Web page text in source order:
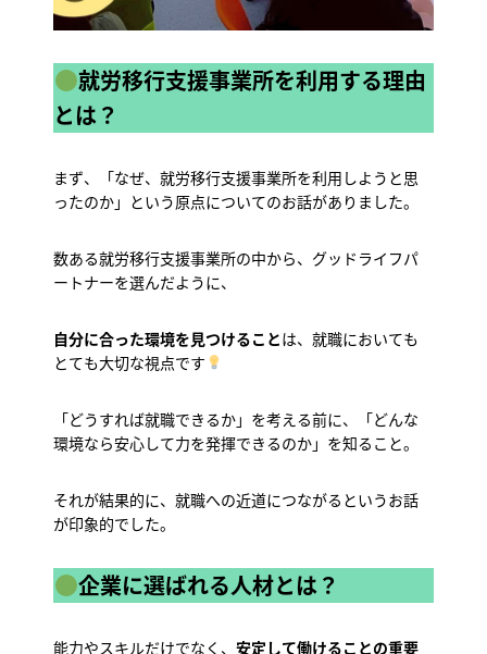
就労移行支援事業所を利用する理由
とは？
まず、「なぜ、就労移行支援事業所を利用しようと思
ったのか」という原点についてのお話がありました。
数ある就労移行支援事業所の中から、グッドライフパ
ートナーを選んだように、
自分に合った環境を見つけることは、就職においても
とても大切な視点です
「どうすれば就職できるか」を考える前に、「どんな
環境なら安心して力を発揮できるのか」を知ること。
それが結果的に、就職への近道につながるというお話
が印象的でした。
企業に選ばれる人材とは？
能力やスキルだけでなく、安定して働けることの重要